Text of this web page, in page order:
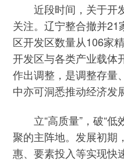
近段时间，关于开发
关注。辽宁整合撤并21
区开发区数量从106家
开发区与各类产业载
作出调整，是调整存量
中亦可洞悉推动经济发
立“高质量”，破“低
聚的主阵地。发展初期
惠、要素投入等实现快